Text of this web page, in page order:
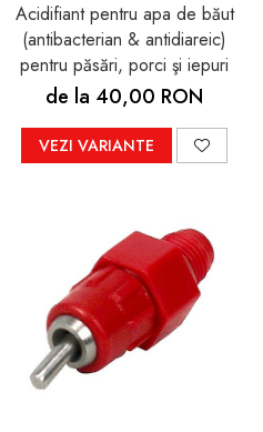
Acidifiant pentru apa de băut
(antibacterian & antidiareic)
pentru păsări, porci şi iepuri
de la 40,00 RON
VEZI VARIANTE